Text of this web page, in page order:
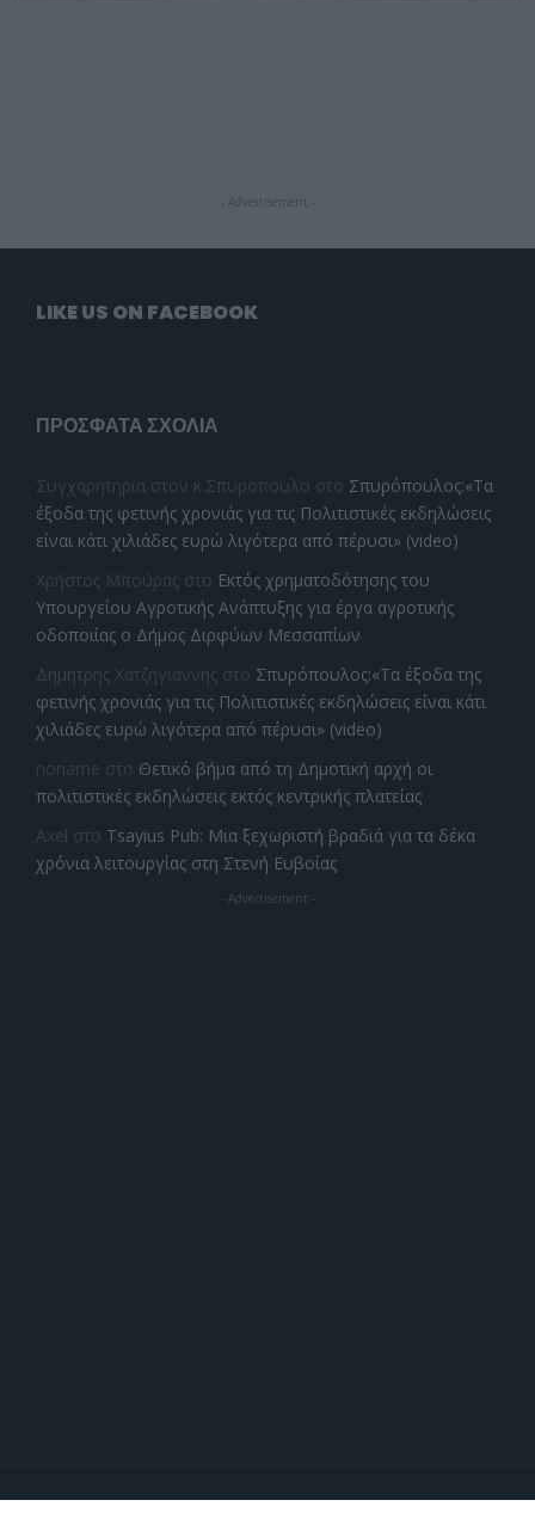
- Advertisement -
LIKE US ON FACEBOOK
ΠΡΌΣΦΑΤΑ ΣΧΌΛΙΑ
Συγχαρητηρια στον κ.Σπυροπουλο στο Σπυρόπουλος:«Τα
έξοδα της φετινής χρονιάς για τις Πολιτιστικές εκδηλώσεις
είναι κάτι χιλιάδες ευρώ λιγότερα από πέρυσι» (video)
Χρήστος Μπούρας στο Εκτός χρηματοδότησης του
Υπουργείου Αγροτικής Ανάπτυξης για έργα αγροτικής
οδοποιίας ο Δήμος Διρφύων Μεσσαπίων
Δημητρης Χατζηγιαννης στο Σπυρόπουλος:«Τα έξοδα της
φετινής χρονιάς για τις Πολιτιστικές εκδηλώσεις είναι κάτι
χιλιάδες ευρώ λιγότερα από πέρυσι» (video)
noname στο Θετικό βήμα από τη Δημοτική αρχή οι
πολιτιστικές εκδηλώσεις εκτός κεντρικής πλατείας
Axel στο Tsayius Pub: Μια ξεχωριστή βραδιά για τα δέκα
χρόνια λειτουργίας στη Στενή Ευβοίας
- Advertisement -